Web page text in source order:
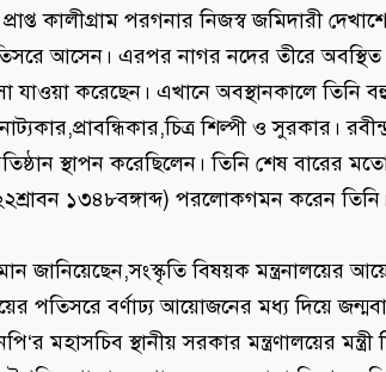
প্রাপ্ত কালীগ্রাম পরগনার নিজস্ব জমিদারী
আসেন। এরপর নাগর নদের তীরে অবস্থিত
করেছেন। এখানে অবস্থানকালে তিনি
শিল্পী ও সুরকার।
স্থাপন করেছিলেন। তিনি শেষ বারের
১৩৪৮বঙ্গাব্দ) পরলোকগমন করেন তিনি।
জানিয়েছেন,সংস্কৃতি বিষয়ক মন্ত্রনালয়ের
পতিসরে বর্ণাঢ্য আয়োজনের মধ্য দিয়ে
মহাসচিব স্থানীয় সরকার মন্ত্রণালয়ের